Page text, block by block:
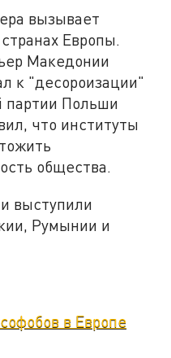
вызывает
Европы.
Македонии
к "десороизации"
партии Польши
что институты
общества.
выступили
Румынии и
в Европе